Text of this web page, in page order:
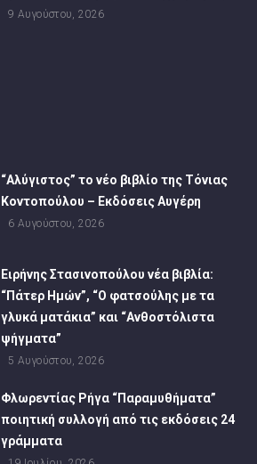
9 Αυγούστου, 2026
“Αλύγιστος” το νέο βιβλίο της Τόνιας
Κοντοπούλου – Εκδόσεις Αυγέρη
6 Αυγούστου, 2026
Ειρήνης Στασινοπούλου νέα βιβλία:
“Πάτερ Ημών”, “Ο φατσούλης με τα
γλυκά ματάκια” και “Ανθοστόλιστα
ψήγματα”
5 Αυγούστου, 2026
Φλωρεντίας Ρήγα “Παραμυθήματα”
ποιητική συλλογή από τις εκδόσεις 24
γράμματα